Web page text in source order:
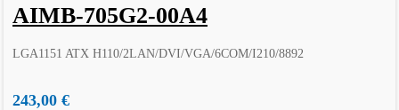
AIMB-705G2-00A4
LGA1151 ATX H110/2LAN/DVI/VGA/6COM/I210/8892
243,00 €